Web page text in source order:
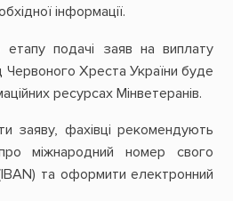
інформації.
подачі заяв на виплату
Червоного Хреста України буде
ресурсах Мінветеранів.
заяву, фахівці рекомендують
міжнародний номер свого
та оформити електронний